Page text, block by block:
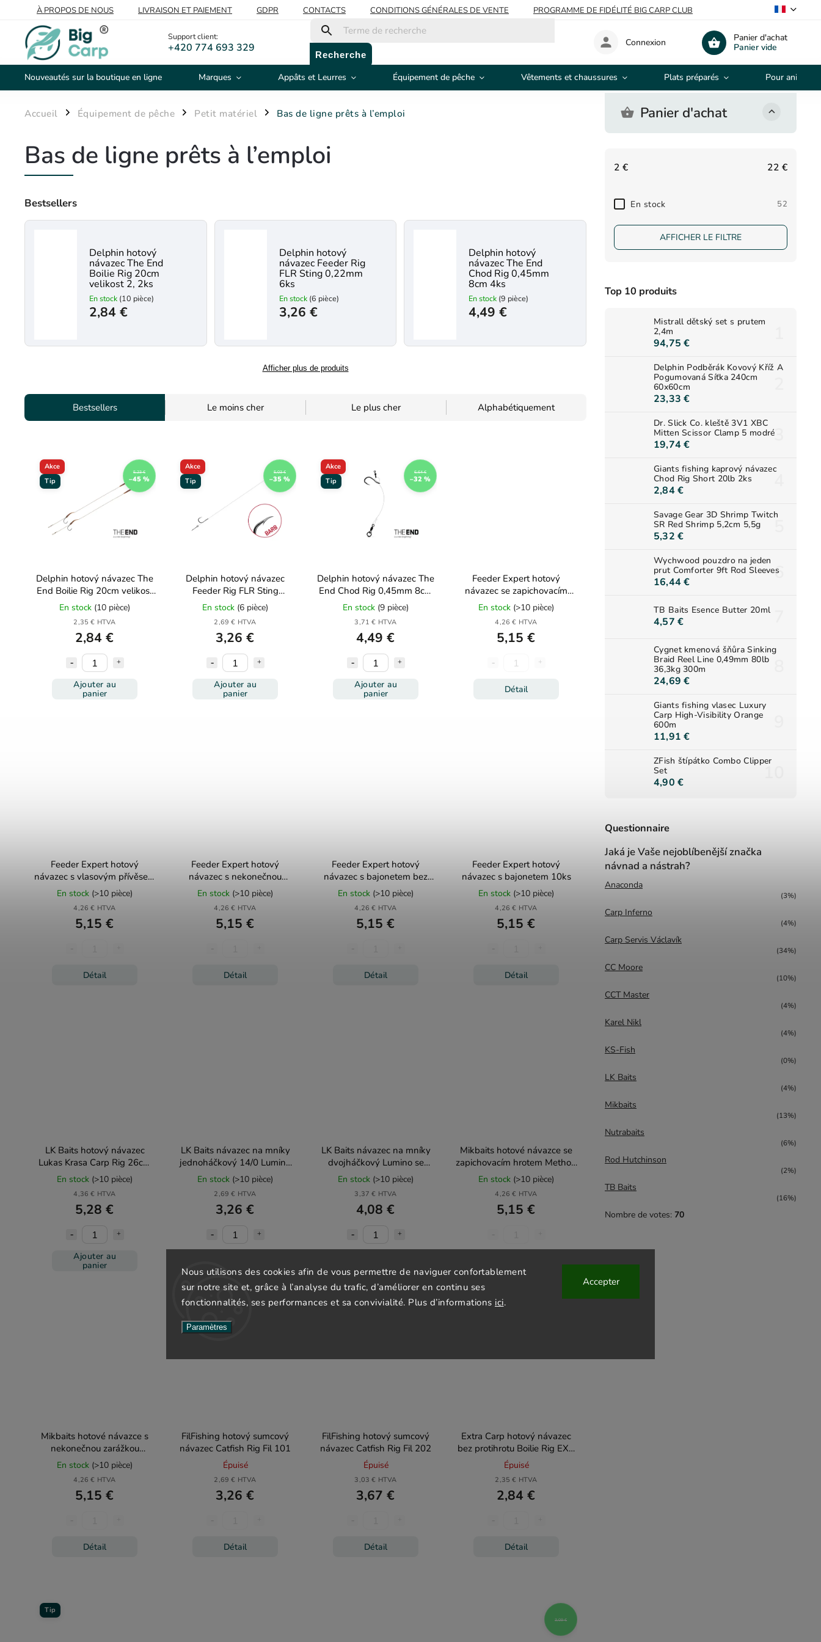
Nous utilisons des cookies afin de vous permettre de naviguer confortablement
sur notre site et, grâce à l’analyse du trafic, d’améliorer en continu ses
fonctionnalités, ses performances et sa convivialité. Plus d’informations ici.
Paramètres
Accepter
À PROPOS DE NOUS LIVRAISON ET PAIEMENT GDPR CONTACTS CONDITIONS GÉNÉRALES DE VENTE
PROGRAMME DE FIDÉLITÉ BIG CARP CLUB
VOS PRISES
DE GROS
Support client:
+420 774 693 329
Recherche
Panier d'achat
Panier vide
Connexion
Nouveautés sur la boutique en ligne Marques Appâts et Leurres Équipement de pêche Vêtements et chaussures Plats préparés Pour animaux
Accueil / Équipement de pêche / Petit matériel / Bas de ligne prêts à l’emploi Panier d'achat
2 € 22 €
En stock 52
AFFICHER LE FILTRE
Top 10 produits
Mistrall dětský set s prutem
2,4m
94,75 €
Delphin Podběrák Kovový Kříž A
Pogumovaná Síťka 240cm
60x60cm
23,33 €
Dr. Slick Co. kleště 3V1 XBC
Mitten Scissor Clamp 5 modré
19,74 €
Giants fishing kaprový návazec
Chod Rig Short 20lb 2ks
2,84 €
Savage Gear 3D Shrimp Twitch
SR Red Shrimp 5,2cm 5,5g
5,32 €
Wychwood pouzdro na jeden
prut Comforter 9ft Rod Sleeves
16,44 €
TB Baits Esence Butter 20ml
4,57 €
Cygnet kmenová šňůra Sinking
Braid Reel Line 0,49mm 80lb
36,3kg 300m
24,69 €
Giants fishing vlasec Luxury
Carp High-Visibility Orange
600m
11,91 €
ZFish štípátko Combo Clipper
Set
4,90 €
Questionnaire
Jaká je Vaše nejoblíbenější značka
návnad a nástrah?
Anaconda
(3%)
Carp Inferno
(4%)
Carp Servis Václavík
(34%)
CC Moore
(10%)
CCT Master
(4%)
Karel Nikl
(4%)
KS-Fish
(0%)
LK Baits
(4%)
Mikbaits
(13%)
Nutrabaits
(6%)
Rod Hutchinson
(2%)
TB Baits
(16%)
Nombre de votes: 70
Bas de ligne prêts à l’emploi
Bestsellers
Delphin hotový
návazec The End
Boilie Rig 20cm
velikost 2, 2ks
En stock (10 pièce)
2,84 €
Delphin hotový
návazec Feeder Rig
FLR Sting 0,22mm
6ks
En stock (6 pièce)
3,26 €
Delphin hotový
návazec The End
Chod Rig 0,45mm
8cm 4ks
En stock (9 pièce)
4,49 €
Afficher plus de produits
Bestsellers Le moins cher Le plus cher Alphabétiquement
Akce
Tip
5,23 €
–45 %
Delphin hotový návazec The
End Boilie Rig 20cm velikost
2, 2ks
En stock (10 pièce)
2,35 € HTVA
2,84 €
Ajouter au
panier
Akce
Tip
5,03 €
–35 %
Delphin hotový návazec
Feeder Rig FLR Sting
0,22mm 6ks
En stock (6 pièce)
2,69 € HTVA
3,26 €
Ajouter au
panier
Akce
Tip
6,64 €
–32 %
Delphin hotový návazec The
End Chod Rig 0,45mm 8cm
4ks
En stock (9 pièce)
3,71 € HTVA
4,49 €
Ajouter au
panier
Feeder Expert hotový
návazec se zapichovacím
hrotem 5ks
En stock (>10 pièce)
4,26 € HTVA
5,15 €
Détail
Feeder Expert hotový
návazec s vlasovým přívěsem
10ks
En stock (>10 pièce)
4,26 € HTVA
5,15 €
Détail
Feeder Expert hotový
návazec s nekonečnou
zarážkou 10ks
En stock (>10 pièce)
4,26 € HTVA
5,15 €
Détail
Feeder Expert hotový
návazec s bajonetem bez
protihrotu 10ks
En stock (>10 pièce)
4,26 € HTVA
5,15 €
Détail
Feeder Expert hotový
návazec s bajonetem 10ks
En stock (>10 pièce)
4,26 € HTVA
5,15 €
Détail
LK Baits hotový návazec
Lukas Krasa Carp Rig 26cm
13kg 3ks
En stock (>10 pièce)
4,36 € HTVA
5,28 €
Ajouter au
panier
LK Baits návazec na mníky
jednoháčkový 14/0 Lumino
chobotnice
En stock (>10 pièce)
2,69 € HTVA
3,26 €
LK Baits návazec na mníky
dvojháčkový Lumino se
třpytkou
En stock (>10 pièce)
3,37 € HTVA
4,08 €
Mikbaits hotové návazce se
zapichovacím hrotem Method
Feeder 10ks
En stock (>10 pièce)
4,26 € HTVA
5,15 €
Mikbaits hotové návazce s
nekonečnou zarážkou
Method Feeder 10ks
En stock (>10 pièce)
4,26 € HTVA
5,15 €
Détail
FilFishing hotový sumcový
návazec Catfish Rig Fil 101
Épuisé
2,69 € HTVA
3,26 €
Détail
FilFishing hotový sumcový
návazec Catfish Rig Fil 202
Épuisé
3,03 € HTVA
3,67 €
Détail
Extra Carp hotový návazec
bez protihrotu Boilie Rig EXC
666
Épuisé
2,35 € HTVA
2,84 €
Détail
Tip
3,09 €